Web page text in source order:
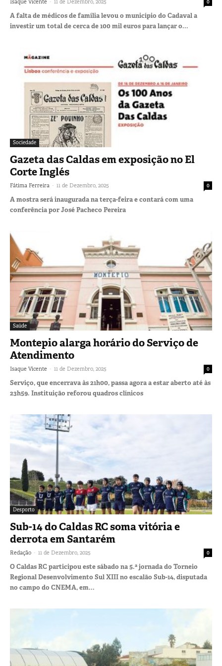
Isaque Vicente 11 de Dezembro, 2025 0
A falta de médicos de família levou o município do Cadaval a
investir um total de cerca de 100 mil euros para lançar o...
Sociedade
Gazeta das Caldas em exposição no El
Corte Inglés
Fátima Ferreira - 11 de Dezembro, 2025 0
A mostra será inaugurada na terça-feira e contará com uma
conferência por José Pacheco Pereira
Saúde
Montepio alarga horário do Serviço de
Atendimento
Isaque Vicente - 11 de Dezembro, 2025 0
Serviço, que encerrava às 21h00, passa agora a estar aberto até às
23h59. Instituição reforou quadros clínicos
Desporto
Sub-14 do Caldas RC soma vitória e
derrota em Santarém
Redação - 11 de Dezembro, 2025 0
O Caldas RC participou este sábado na 5.ª jornada do Torneio
Regional Desenvolvimento Sul XIII no escalão Sub-14, disputada
no campo do CNEMA, em...